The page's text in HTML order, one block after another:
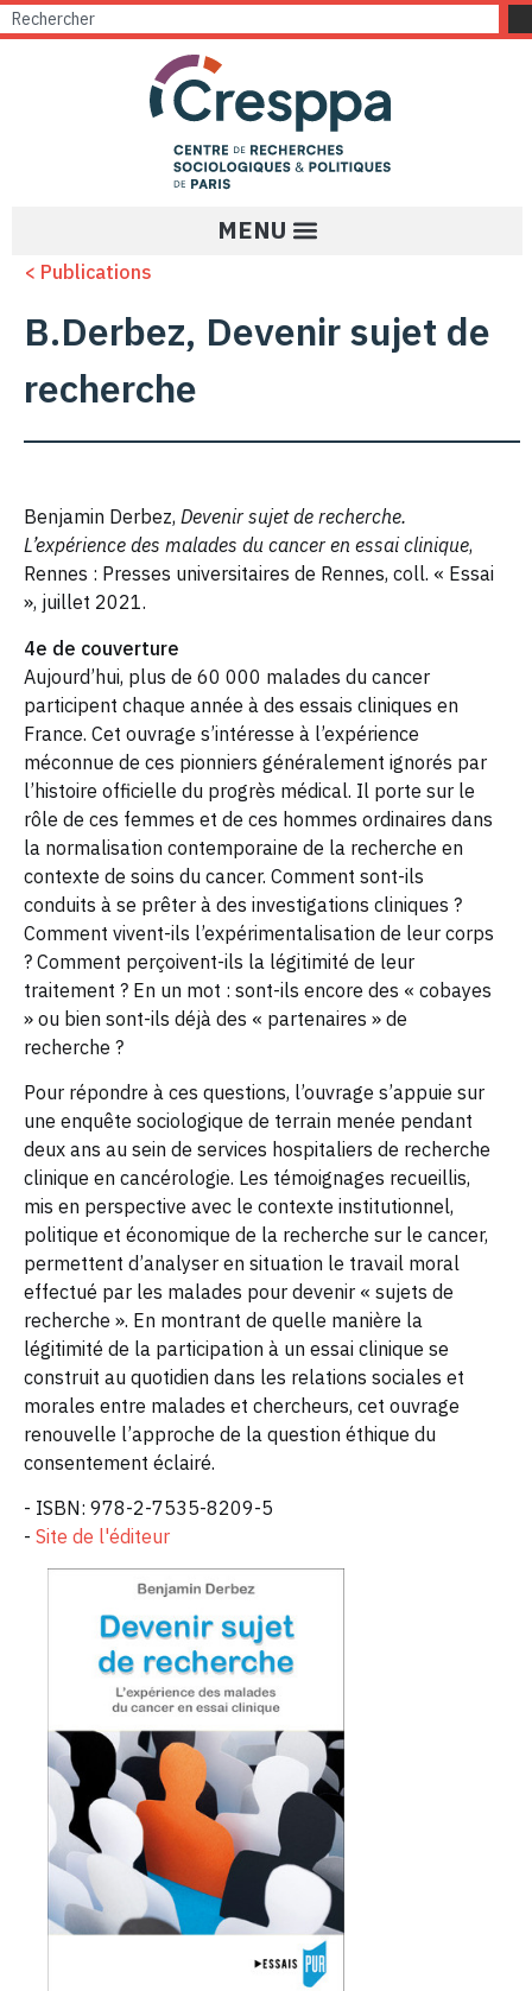
< Publications
B.Derbez, Devenir sujet de
recherche
Benjamin Derbez, Devenir sujet de recherche.
L’expérience des malades du cancer en essai clinique,
Rennes : Presses universitaires de Rennes, coll. « Essai
», juillet 2021.
4e de couverture
Aujourd’hui, plus de 60 000 malades du cancer
participent chaque année à des essais cliniques en
France. Cet ouvrage s’intéresse à l’expérience
méconnue de ces pionniers généralement ignorés par
l’histoire officielle du progrès médical. Il porte sur le
rôle de ces femmes et de ces hommes ordinaires dans
la normalisation contemporaine de la recherche en
contexte de soins du cancer. Comment sont-ils
conduits à se prêter à des investigations cliniques ?
Comment vivent-ils l’expérimentalisation de leur corps
? Comment perçoivent-ils la légitimité de leur
traitement ? En un mot : sont-ils encore des « cobayes
» ou bien sont-ils déjà des « partenaires » de
recherche ?
Pour répondre à ces questions, l’ouvrage s’appuie sur
une enquête sociologique de terrain menée pendant
deux ans au sein de services hospitaliers de recherche
clinique en cancérologie. Les témoignages recueillis,
mis en perspective avec le contexte institutionnel,
politique et économique de la recherche sur le cancer,
permettent d’analyser en situation le travail moral
effectué par les malades pour devenir « sujets de
recherche ». En montrant de quelle manière la
légitimité de la participation à un essai clinique se
construit au quotidien dans les relations sociales et
morales entre malades et chercheurs, cet ouvrage
renouvelle l’approche de la question éthique du
consentement éclairé.
- ISBN: 978-2-7535-8209-5
- Site de l'éditeur